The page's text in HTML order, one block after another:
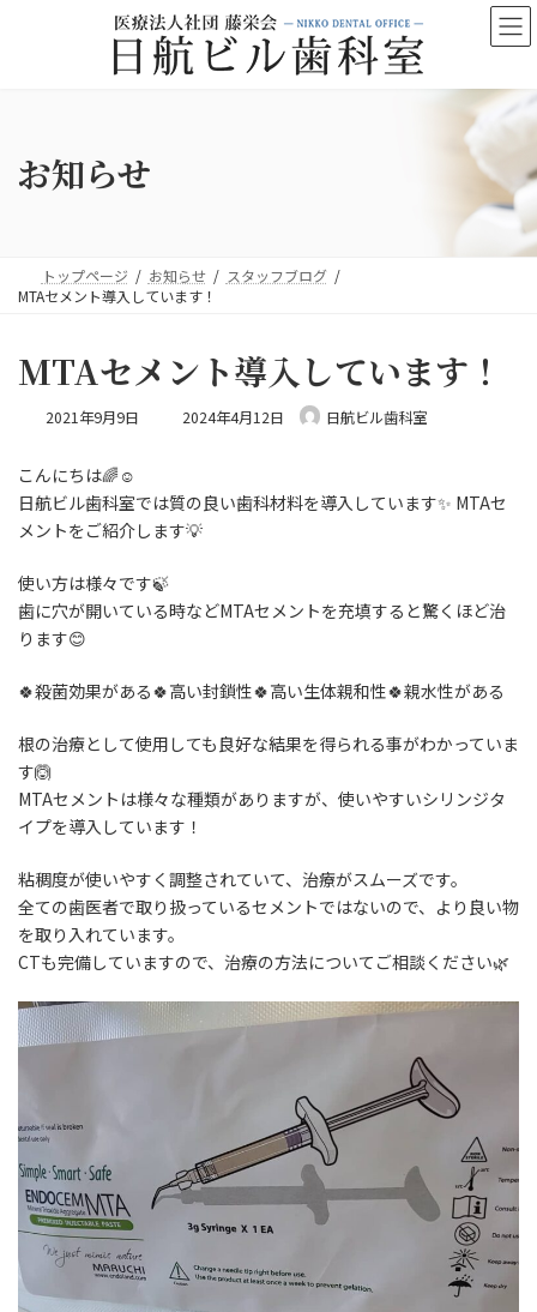
お知らせ
トップページ お知らせ
スタッフブログ
MTAセメント導入しています！
MTAセメント導入しています！
2021年9月9日
最
日
時
2024年4月12日 日航ビル歯科室
こんにちは🌈☺️
日航ビル歯科室では質の良い歯科材料を導入しています✨ MTAセ
メントをご紹介します💡
使い方は様々です🍃
歯に穴が開いている時などMTAセメントを充填すると驚くほど治
ります😊
🍀殺菌効果がある🍀高い封鎖性🍀高い生体親和性🍀親水性がある
根の治療として使用しても良好な結果を得られる事がわかっていま
す🙆
MTAセメントは様々な種類がありますが、使いやすいシリンジタ
イプを導入しています！
粘稠度が使いやすく調整されていて、治療がスムーズです。
全ての歯医者で取り扱っているセメントではないので、より良い物
を取り入れています。
CTも完備していますので、治療の方法についてご相談ください🌿